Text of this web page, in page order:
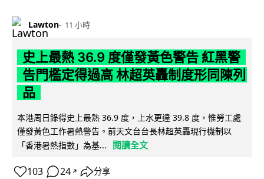
Lawton 11 小時
史上最熱 36.9 度僅發黃色警告 紅黑警
告門檻定得過高 林超英轟制度形同陳列
品
本港周日錄得史上最熱 36.9 度，上水更達 39.8 度，惟勞工處
僅發黃色工作暑熱警告。前天文台台長林超英轟現行機制以
「香港暑熱指數」為基...
閱讀全文
103 24 ↗ 分享